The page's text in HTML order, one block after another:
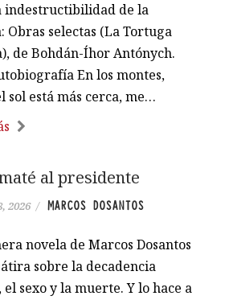
indestructibilidad de la
Obras selectas (La Tortuga
de Bohdán-Íhor Antónych.
En los montes,
sol está más cerca, me…
al presidente
2026 / MARCOS DOSANTOS
novela de Marcos Dosantos
sobre la decadencia
sexo y la muerte. Y lo hace a